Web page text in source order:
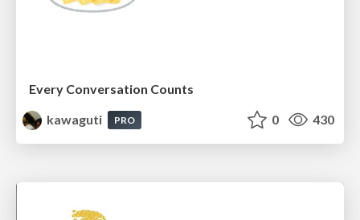
Every Conversation Counts
kawaguti
PRO 0 430